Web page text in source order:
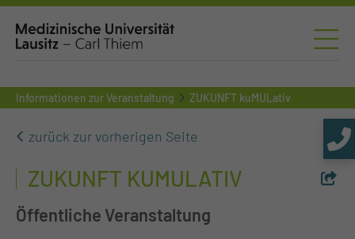
Informationen zur Veranstaltung ZUKUNFT kuMULativ
zurück zur vorherigen Seite
ZUKUNFT KUMULATIV
Öffentliche Veranstaltung